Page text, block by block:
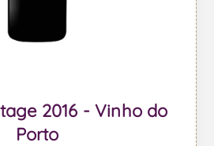
2016 - Vinho do
Porto